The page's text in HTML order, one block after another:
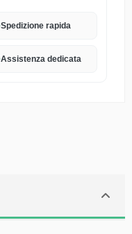
Spedizione rapida
Assistenza dedicata